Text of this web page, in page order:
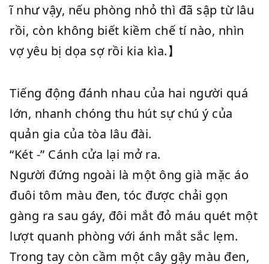
ĩ như vậy, nếu phòng nhỏ thì đã sập từ lâu
rồi, còn không biết kiềm chế tí nào, nhìn
vợ yêu bị dọa sợ rồi kia kìa.】
Tiếng động đánh nhau của hai người quá
lớn, nhanh chóng thu hút sự chú ý của
quản gia của tòa lâu đài.
“Két -” Cánh cửa lại mở ra.
Người đứng ngoài là một ông già mặc áo
đuôi tôm màu đen, tóc được chải gọn
gàng ra sau gáy, đôi mắt đỏ máu quét một
lượt quanh phòng với ánh mắt sắc lẹm.
Trong tay còn cầm một cây gậy màu đen,